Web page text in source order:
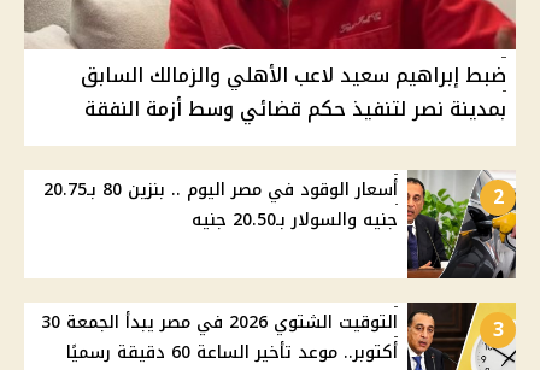
ضبط إبراهيم سعيد لاعب الأهلي والزمالك السابق
بمدينة نصر لتنفيذ حكم قضائي وسط أزمة النفقة
2
أسعار الوقود في مصر اليوم .. بنزين 80 بـ20.75
جنيه والسولار بـ20.50 جنيه
3
التوقيت الشتوي 2026 في مصر يبدأ الجمعة 30
أكتوبر.. موعد تأخير الساعة 60 دقيقة رسميًا